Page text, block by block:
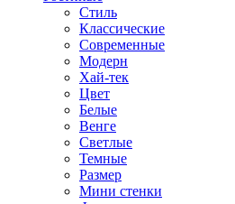
Стиль
Классические
Современные
Модерн
Хай-тек
Цвет
Белые
Венге
Светлые
Темные
Размер
Мини стенки